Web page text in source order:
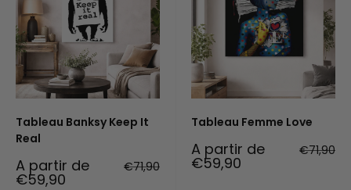
Tableau Banksy Keep It
Real
Prix
réduit
A partir de
€59,90
Prix
normal
€71,90
Tableau Femme Love
Prix
réduit
A partir de
€59,90
Prix
normal
€71,90